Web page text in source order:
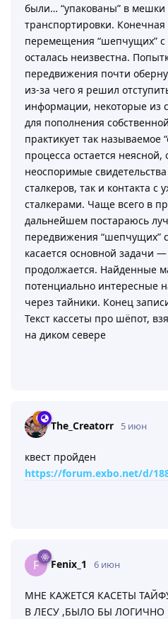
были… “упакованы” в
транспортировки.
перемещения “шепчущих”
осталась неизвестна.
передвижения почти
из-за чего я решил
информации, некоторые из
для пополнения
практикует так называемое
процесса остается
неоспоримые
сталкеров, так и контакта
сталкерами. Чаще всего в
дальнейшем постараюсь
передвижения “шепчущих”
касается основной задачи
продолжается. Найденные
потенциально интересные
через тайники. Конец
Текст кассеты про шёпот,
на диком севере
The_Creatorr 5 июн
квест пройден
https://forum.exbo.net/d/
F Fenix_1 6 июн
МНЕ КАЖЕТСЯ КАСЕТЫ
В ЛЕСУ ,БЫЛО БЫ ЛОГИЧНО